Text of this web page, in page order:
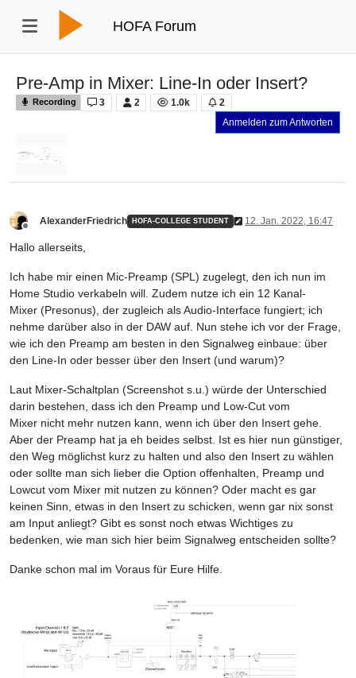
HOFA Forum
Pre-Amp in Mixer: Line-In oder Insert?
Recording 3 2 1.0k
2
Anmelden zum Antworten
AlexanderFriedrich HOFA-COLLEGE STUDENT 12. Jan. 2022, 16:47
Hallo allerseits,
Ich habe mir einen Mic-Preamp (SPL) zugelegt, den ich nun im
Home Studio verkabeln will. Zudem nutze ich ein 12 Kanal-
Mixer (Presonus), der zugleich als Audio-Interface fungiert; ich
nehme darüber also in der DAW auf. Nun stehe ich vor der Frage,
wie ich den Preamp am besten in den Signalweg einbaue: über
den Line-In oder besser über den Insert (und warum)?
Laut Mixer-Schaltplan (Screenshot s.u.) würde der Unterschied
darin bestehen, dass ich den Preamp und Low-Cut vom
Mixer nicht mehr nutzen kann, wenn ich über den Insert gehe.
Aber der Preamp hat ja eh beides selbst. Ist es hier nun günstiger,
den Weg möglichst kurz zu halten und also den Insert zu wählen
oder sollte man sich lieber die Option offenhalten, Preamp und
Lowcut vom Mixer mit nutzen zu können? Oder macht es gar
keinen Sinn, etwas in den Insert zu schicken, wenn gar nix sonst
am Input anliegt? Gibt es sonst noch etwas Wichtiges zu
bedenken, wie man sich hier beim Signalweg entscheiden sollte?
Danke schon mal im Voraus für Eure Hilfe.